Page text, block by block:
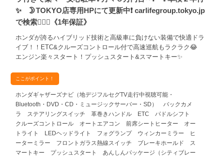
✨ 🌛TOKYO店専用HPにて更新中❗ carlifegroup.tokyo.jp
で検索🕵️‍♂️🌛《1年保証》
ホンダが誇るハイブリッド技術と高級車に負けない装備で快適ドラ
イブ！！ETC&クルーズコントロール付で高速巡航もラクラク😂
エンジン楽々スタート！プッシュスタート&スマートキー✨
ここがポイント！
ホンダギャザーズナビ（地デジフルセグTV走行中視聴可能・
Bluetooth・DVD・CD・ミュージックサーバー・SD） バックカメ
ラ ステアリングスイッチ 革巻きハンドル ETC パドルシフト
クルーズコントロール オートエアコン 前席シートヒーター オー
トライト LEDヘッドライト フォグランプ ウィンカーミラー ヒ
ーターミラー フロントガラス熱線スイッチ ブレーキホールド ス
マートキー プッシュスタート あんしんパッケージ（シティブレー